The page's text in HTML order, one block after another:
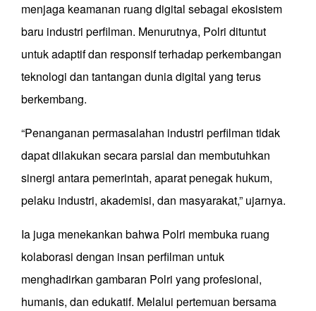
menjaga keamanan ruang digital sebagai ekosistem
baru industri perfilman. Menurutnya, Polri dituntut
untuk adaptif dan responsif terhadap perkembangan
teknologi dan tantangan dunia digital yang terus
berkembang.
“Penanganan permasalahan industri perfilman tidak
dapat dilakukan secara parsial dan membutuhkan
sinergi antara pemerintah, aparat penegak hukum,
pelaku industri, akademisi, dan masyarakat,” ujarnya.
Ia juga menekankan bahwa Polri membuka ruang
kolaborasi dengan insan perfilman untuk
menghadirkan gambaran Polri yang profesional,
humanis, dan edukatif. Melalui pertemuan bersama